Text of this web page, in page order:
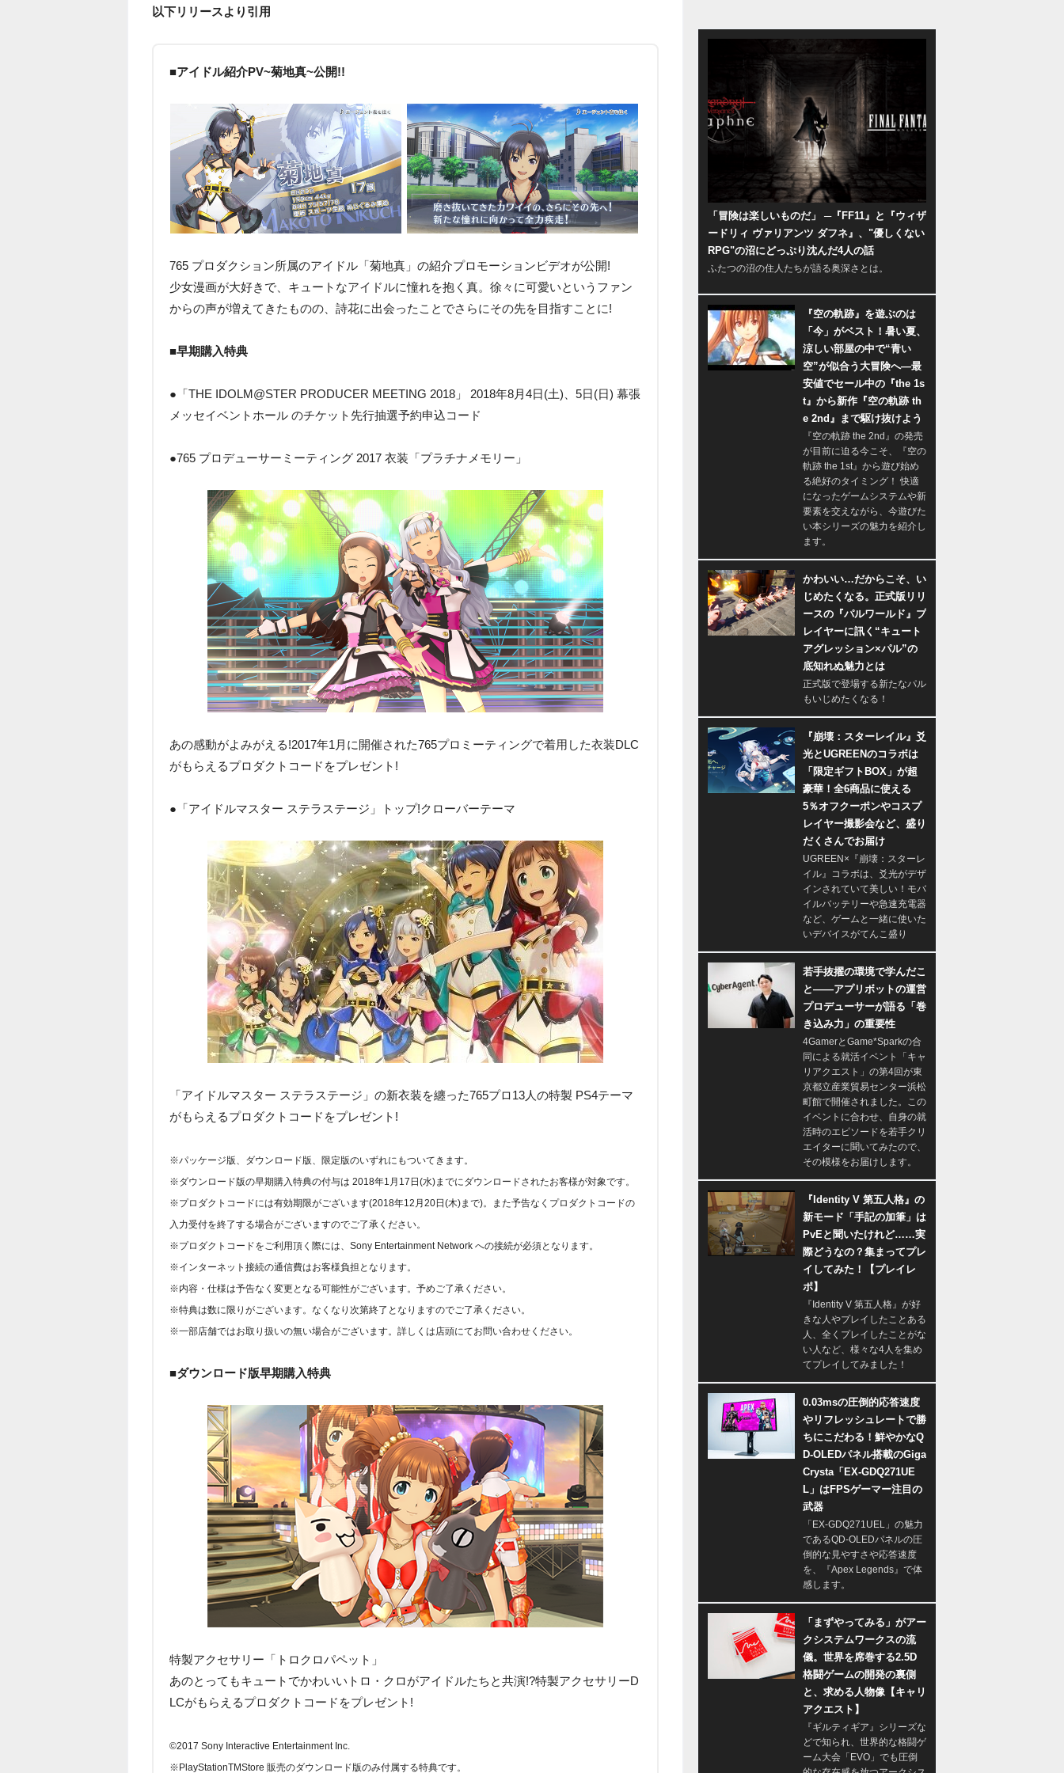
以下リリースより引用
■アイドル紹介PV~菊地真~公開!!
765 プロダクション所属のアイドル「菊地真」の紹介プロモーションビデオが公開!
少女漫画が大好きで、キュートなアイドルに憧れを抱く真。徐々に可愛いというファン
からの声が増えてきたものの、詩花に出会ったことでさらにその先を目指すことに!
■早期購入特典
●「THE IDOLM@STER PRODUCER MEETING 2018」 2018年8月4日(土)、5日(日) 幕張
メッセイベントホール のチケット先行抽選予約申込コード
●765 プロデューサーミーティング 2017 衣装「プラチナメモリー」
あの感動がよみがえる!2017年1月に開催された765プロミーティングで着用した衣装DLC
がもらえるプロダクトコードをプレゼント!
●「アイドルマスター ステラステージ」トップ!クローバーテーマ
「アイドルマスター ステラステージ」の新衣装を纏った765プロ13人の特製 PS4テーマ
がもらえるプロダクトコードをプレゼント!
※パッケージ版、ダウンロード版、限定版のいずれにもついてきます。
※ダウンロード版の早期購入特典の付与は 2018年1月17日(水)までにダウンロードされたお客様が対象です。
※プロダクトコードには有効期限がございます(2018年12月20日(木)まで)。また予告なくプロダクトコードの
入力受付を終了する場合がございますのでご了承ください。
※プロダクトコードをご利用頂く際には、Sony Entertainment Network への接続が必須となります。
※インターネット接続の通信費はお客様負担となります。
※内容・仕様は予告なく変更となる可能性がございます。予めご了承ください。
※特典は数に限りがございます。なくなり次第終了となりますのでご了承ください。
※一部店舗ではお取り扱いの無い場合がございます。詳しくは店頭にてお問い合わせください。
■ダウンロード版早期購入特典
特製アクセサリー「トロクロパペット」
あのとってもキュートでかわいいトロ・クロがアイドルたちと共演!?特製アクセサリーD
LCがもらえるプロダクトコードをプレゼント!
©2017 Sony Interactive Entertainment Inc.
※PlayStationTMStore 販売のダウンロード版のみ付属する特典です。
「冒険は楽しいものだ」 ─『FF11』と『ウィザ
ードリィ ヴァリアンツ ダフネ』、"優しくない
RPG"の沼にどっぷり沈んだ4人の話
ふたつの沼の住人たちが語る奥深さとは。
『空の軌跡』を遊ぶのは
「今」がベスト！暑い夏、
涼しい部屋の中で“青い
空”が似合う大冒険へ―最
安値でセール中の『the 1s
t』から新作『空の軌跡 th
e 2nd』まで駆け抜けよう
『空の軌跡 the 2nd』の発売
が目前に迫る今こそ、『空の
軌跡 the 1st』から遊び始め
る絶好のタイミング！ 快適
になったゲームシステムや新
要素を交えながら、今遊びた
い本シリーズの魅力を紹介し
ます。
かわいい…だからこそ、い
じめたくなる。正式版リリ
ースの『パルワールド』プ
レイヤーに訊く“キュート
アグレッション×パル”の
底知れぬ魅力とは
正式版で登場する新たなパル
もいじめたくなる！
『崩壊：スターレイル』爻
光とUGREENのコラボは
「限定ギフトBOX」が超
豪華！全6商品に使える
5％オフクーポンやコスプ
レイヤー撮影会など、盛り
だくさんでお届け
UGREEN×『崩壊：スターレ
イル』コラボは、爻光がデザ
インされていて美しい！モバ
イルバッテリーや急速充電器
など、ゲームと一緒に使いた
いデバイスがてんこ盛り
若手抜擢の環境で学んだこ
と――アプリボットの運営
プロデューサーが語る「巻
き込み力」の重要性
4GamerとGame*Sparkの合
同による就活イベント「キャ
リアクエスト」の第4回が東
京都立産業貿易センター浜松
町館で開催されました。この
イベントに合わせ、自身の就
活時のエピソードを若手クリ
エイターに聞いてみたので、
その模様をお届けします。
『Identity V 第五人格』の
新モード「手記の加筆」は
PvEと聞いたけれど……実
際どうなの？集まってプレ
イしてみた！【プレイレ
ポ】
『Identity V 第五人格』が好
きな人やプレイしたことある
人、全くプレイしたことがな
い人など、様々な4人を集め
てプレイしてみました！
0.03msの圧倒的応答速度
やリフレッシュレートで勝
ちにこだわる！鮮やかなQ
D-OLEDパネル搭載のGiga
Crysta「EX-GDQ271UE
L」はFPSゲーマー注目の
武器
「EX-GDQ271UEL」の魅力
であるQD-OLEDパネルの圧
倒的な見やすさや応答速度
を、『Apex Legends』で体
感します。
「まずやってみる」がアー
クシステムワークスの流
儀。世界を席巻する2.5D
格闘ゲームの開発の裏側
と、求める人物像【キャリ
アクエスト】
『ギルティギア』シリーズな
どで知られ、世界的な格闘ゲ
ーム大会「EVO」でも圧倒